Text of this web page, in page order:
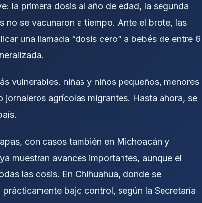
la primera dosis al año de edad, la segunda
no se vacunaron a tiempo. Ante el brote, las
una llamada “dosis cero” a bebés de entre 6
vulnerables: niñas y niños pequeños, menores
agrícolas migrantes. Hasta ahora, se
con casos también en Michoacán y
muestran avances importantes, aunque el
las dosis. En Chihuahua, donde se
bajo control, según la Secretaría